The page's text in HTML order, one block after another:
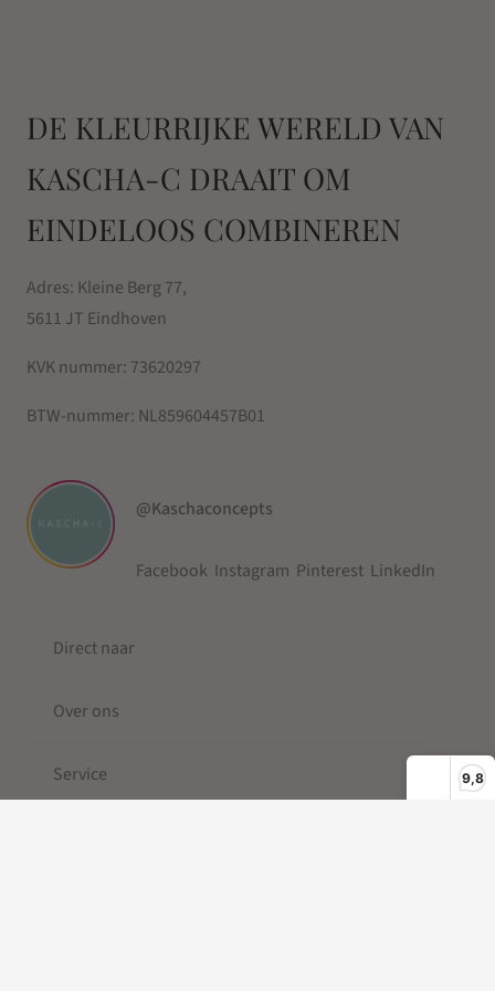
9,8
DE KLEURRIJKE WERELD VAN
KASCHA-C DRAAIT OM
EINDELOOS COMBINEREN
Adres: Kleine Berg 77,
5611 JT Eindhoven
KVK nummer: 73620297
BTW-nummer: NL859604457B01
@Kaschaconcepts
Facebook Instagram Pinterest LinkedIn
Direct naar
Over ons
Service